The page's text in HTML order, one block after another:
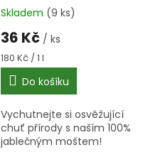
Průměrné
hodnocení
produktu
je
3,0
5
hvězdiček.
Skladem (9 ks)
36 Kč / ks
Měrná
cena:
180 Kč / 1 l
Do košíku
Vychutnejte si osvěžující
chuť přírody s naším 100%
jablečným moštem!